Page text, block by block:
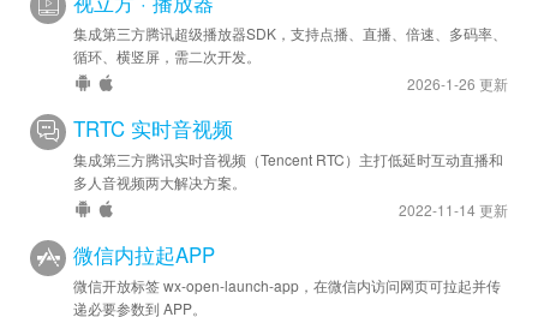
集成第三方腾讯超级播放器SDK，支持点播、直播、倍速、多码率、
循环、横竖屏，需二次开发。
2026-1-26 更新
TRTC 实时音视频
集成第三方腾讯实时音视频（Tencent RTC）主打低延时互动直播和
多人音视频两大解决方案。
2022-11-14 更新
微信内拉起APP
微信开放标签 wx-open-launch-app，在微信内访问网页可拉起并传
递必要参数到 APP。